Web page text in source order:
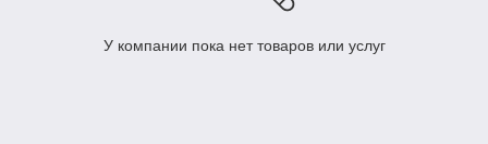
У компании пока нет товаров или услуг